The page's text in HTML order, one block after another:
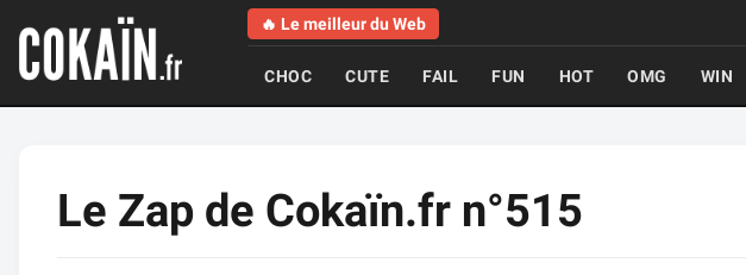
🔥 Le meilleur du Web
CHOC CUTE FAIL FUN HOT OMG WIN
Le Zap de Cokaïn.fr n°515